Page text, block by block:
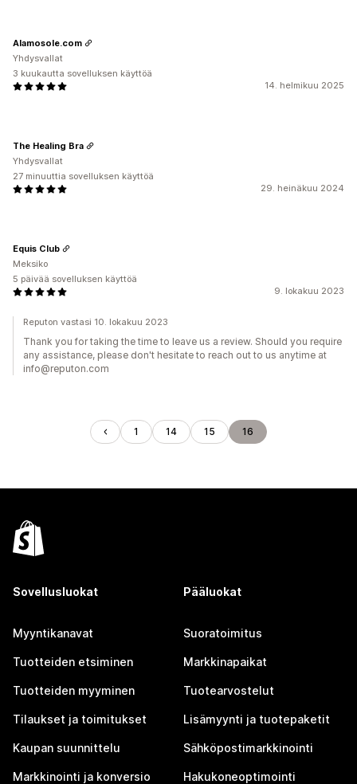
14. helmikuu 2025
Alamosole.com
Yhdysvallat
3 kuukautta sovelluksen käyttöä
29. heinäkuu 2024
The Healing Bra
Yhdysvallat
27 minuuttia sovelluksen käyttöä
9. lokakuu 2023
Equis Club
Meksiko
5 päivää sovelluksen käyttöä
Reputon vastasi 10. lokakuu 2023
Thank you for taking the time to leave us a review. Should you require
any assistance, please don't hesitate to reach out to us anytime at
info@reputon.com
1 14 15 16
Sovellusluokat
Myyntikanavat
Tuotteiden etsiminen
Tuotteiden myyminen
Tilaukset ja toimitukset
Kaupan suunnittelu
Markkinointi ja konversio
Pääluokat
Suoratoimitus
Markkinapaikat
Tuotearvostelut
Lisämyynti ja tuotepaketit
Sähköpostimarkkinointi
Hakukoneoptimointi